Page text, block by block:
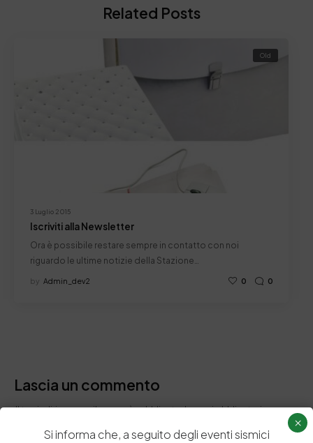
Related Posts
3 Luglio 2015
Old
Iscriviti alla Newsletter
Ora è possibile restare sempre in contatto con noi
riguardo le ultime notizie della Stazione…
by Admin_dev2 0 0
Lascia un commento
Il tuo indirizzo email non sarà pubblicato.I campi obbligatori sono
Si informa che, a seguito degli eventi sismici
×